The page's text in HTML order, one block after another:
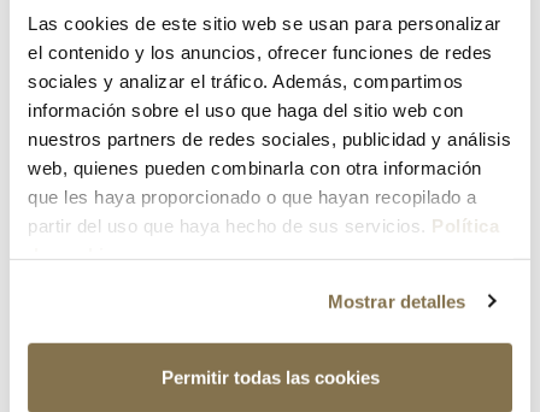
Las cookies de este sitio web se usan para personalizar
el contenido y los anuncios, ofrecer funciones de redes
sociales y analizar el tráfico. Además, compartimos
información sobre el uso que haga del sitio web con
nuestros partners de redes sociales, publicidad y análisis
web, quienes pueden combinarla con otra información
que les haya proporcionado o que hayan recopilado a
partir del uso que haya hecho de sus servicios. Política
Mostrar detalles
Permitir todas las cookies
¿Has olvidado tu contraseña?